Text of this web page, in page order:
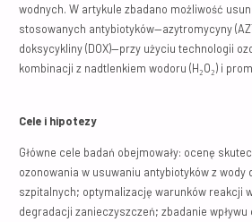
wodnych. W artykule zbadano możliwość
stosowanych antybiotyków—azytromycyny
doksycykliny (DOX)—przy użyciu technologii
kombinacji z nadtlenkiem wodoru (H₂O₂) i
Cele i hipotezy
Główne cele badań obejmowały: ocenę
ozonowania w usuwaniu antybiotyków z wody
szpitalnych; optymalizację warunków reakcji
degradacji zanieczyszczeń; zbadanie wpływu